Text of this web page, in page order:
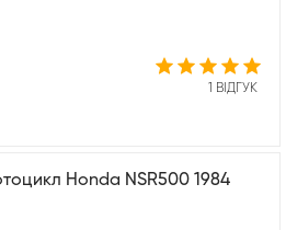
1 ВІДГУК
Honda NSR500 1984